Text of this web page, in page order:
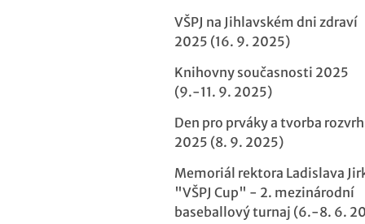
VŠPJ na Jihlavském dni zdraví
2025 (16. 9. 2025)
Knihovny současnosti 2025
(9.-11. 9. 2025)
Den pro prváky a tvorba
2025 (8. 9. 2025)
Memoriál rektora Ladislava
"VŠPJ Cup" - 2. mezinárodní
baseballový turnaj (6.-8. 6.